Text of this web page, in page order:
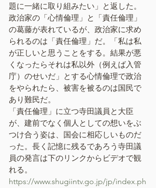
題に一緒に取り組みたい」と返した。
政治家の「心情倫理」と「責任倫理」
の葛藤が表れているが、政治家に求め
られるのは「責任倫理」だ。「私は私
が正しいと思うことをする。結果が悪
くなったらそれは私以外（例えば入管
庁）のせいだ」とする心情倫理で政治
をやられたら、被害を被るのは国民で
あり難民だ。
「責任倫理」に立つ寺田議員と大臣
が、建前でなく個人としての想いをぶ
つけ合う姿は、国会に相応しいものだ
った。長く記憶に残るであろう寺田議
員の発言は下のリンクからビデオで観
れる。
https://www.shugiintv.go.jp/jp/index.ph